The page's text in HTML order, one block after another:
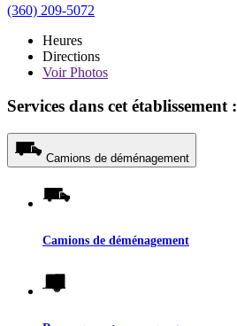
(360) 209-5072
Heures
Directions
VoirPhotos
Services dans cet établissement :
Camions de déménagement
Camions de déménagement